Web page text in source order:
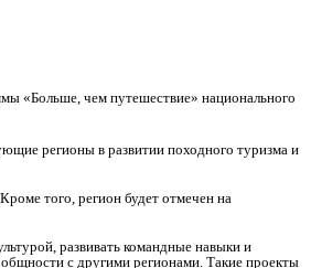
«Больше, чем путешествие» национального
регионы в развитии походного туризма и
того, регион будет отмечен на
развивать командные навыки и
общности с другими регионами. Такие проекты